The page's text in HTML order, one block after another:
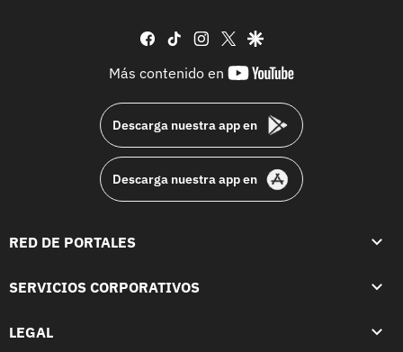
facebook
tiktok instagram
twittergoogle
Más contenido en
youtube-
Descarga nuestra app en
Descarga nuestra app en
RED DE PORTALES
SERVICIOS CORPORATIVOS
LEGAL